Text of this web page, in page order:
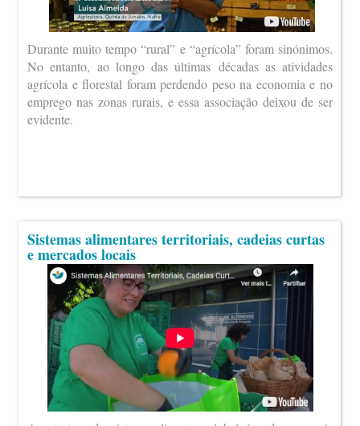
Durante muito tempo “rural” e “agrícola” foram sinónimos.
No entanto, ao longo das últimas décadas as atividades
agrícola e florestal foram perdendo peso na economia e no
emprego nas zonas rurais, e essa associação deixou de ser
evidente.
Sistemas alimentares territoriais, cadeias curtas
e mercados locais